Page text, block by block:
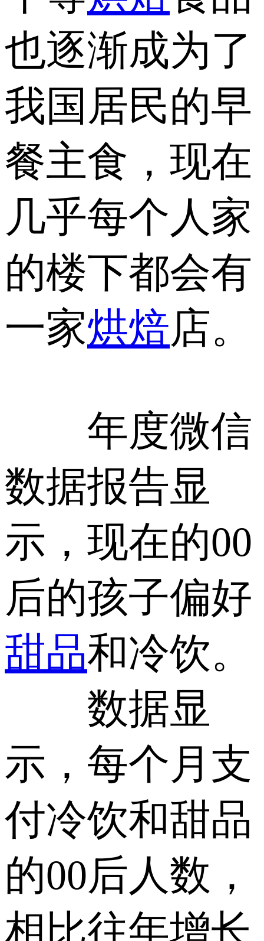
也逐渐成为了
我国居民的早
餐主食，现在
几乎每个人家
的楼下都会有
一家烘焙店。
年度微信
数据报告显
示，现在的00
后的孩子偏好
甜品和冷饮。
数据显
示，每个月支
付冷饮和甜品
的00后人数，
相比往年增长